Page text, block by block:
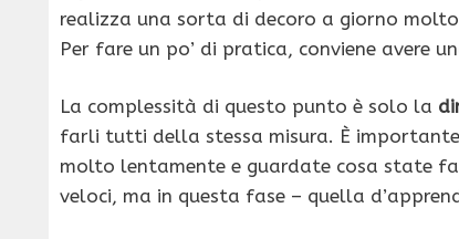
realizza una sorta di decoro a giorno
Per fare un po’ di pratica, conviene avere
La complessità di questo punto è solo la
farli tutti della stessa misura. È
molto lentamente e guardate cosa state
veloci, ma in questa fase – quella